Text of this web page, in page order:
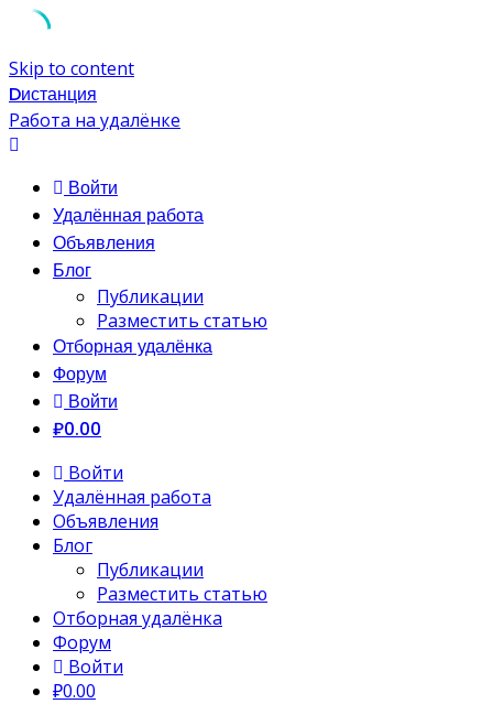
Skip to content
Dистанция
Работа на удалёнке
Войти
Удалённая работа
Объявления
Блог
Публикации
Разместить статью
Отборная удалёнка
Форум
Войти
₽0.00
Войти
Удалённая работа
Объявления
Блог
Публикации
Разместить статью
Отборная удалёнка
Форум
Войти
₽0.00